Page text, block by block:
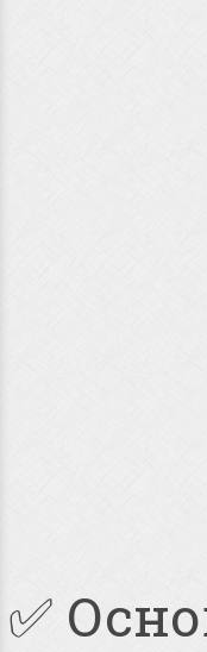
✅